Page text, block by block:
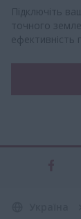
Підключіть
точного
ефективність